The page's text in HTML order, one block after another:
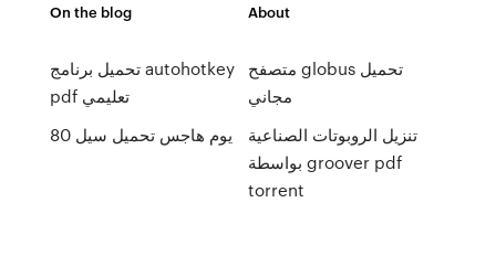
On the blog
تحميل برنامج autohotkey
pdf تعليمي
80 يوم هاجس تحميل سيل
About
متصفح globus تحميل
مجاني
تنزيل الروبوتات الصناعية
بواسطة groover pdf
torrent